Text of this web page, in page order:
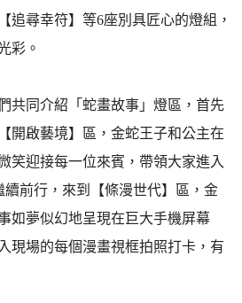
追尋幸符】等6座別具匠心的燈組，
彩。
共同介紹「蛇畫故事」燈區，首先
開啟藝境】區，金蛇王子和公主在
笑迎接每一位來賓，帶領大家進入
前行，來到【條漫世代】區，金
如夢似幻地呈現在巨大手機屏幕
現場的每個漫畫視框拍照打卡，有